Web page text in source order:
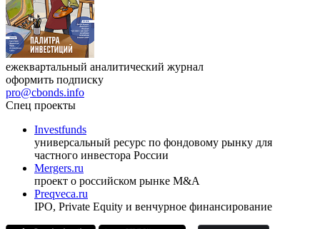
оформить подписку
pro@cbonds.info
Спец проекты
Investfunds
универсальный ресурс по фондовому рынку для
частного инвестора России